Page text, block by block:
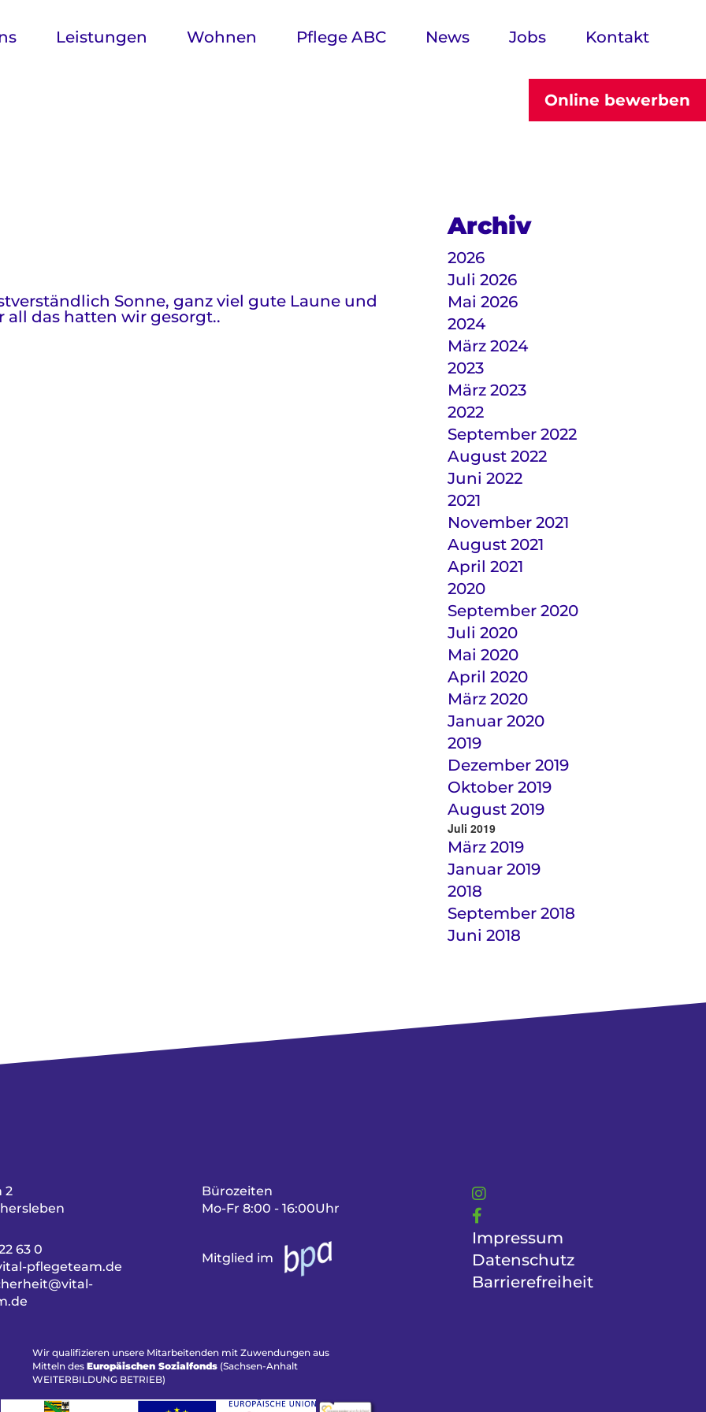
Leistungen Wohnen Pflege ABC News Jobs Kontakt
Online bewerben
Sonne, ganz viel gute Laune und
all das hatten wir gesorgt..
Archiv
2026
Juli 2026
Mai 2026
2024
März 2024
2023
März 2023
2022
September 2022
August 2022
Juni 2022
2021
November 2021
August 2021
April 2021
2020
September 2020
Juli 2020
Mai 2020
April 2020
März 2020
Januar 2020
2019
Dezember 2019
Oktober 2019
August 2019
Juli 2019
März 2019
Januar 2019
2018
September 2018
Juni 2018
2
63 0
pflegeteam.de
Bürozeiten
Mo-Fr 8:00 - 16:00Uhr
Mitglied im
Impressum
Datenschutz
Barrierefreiheit
Wir qualifizieren unsere Mitarbeitenden mit Zuwendungen aus
Mitteln desEuropäischen Sozialfonds (Sachsen-Anhalt
WEITERBILDUNG BETRIEB)